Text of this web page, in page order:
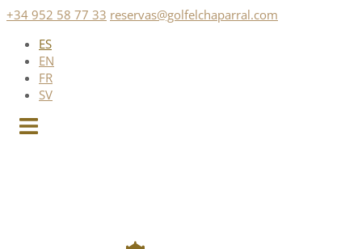
Saltar
contenido
+34 952 58 77 33 reservas@golfelchaparral.com
ES
EN
FR
SV